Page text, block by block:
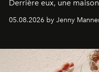
Derrière eux, une
codes de la parfumerie
une approche aussi
05.08.2026 by Jenny